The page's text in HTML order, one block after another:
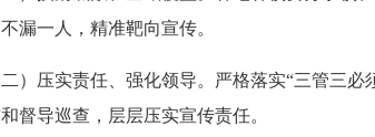
漏一人，精准靶向宣传。
二） 压实责任、强化领导。 严格落实“三管三必
督导巡查，层层压实宣传责任。